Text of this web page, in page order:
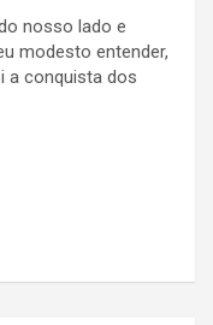
nosso lado e
modesto entender,
a conquista dos